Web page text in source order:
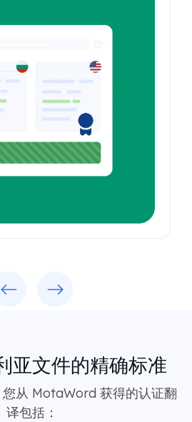
亚文件的精确标准
从 MotaWord 获得的认证翻
译包括：